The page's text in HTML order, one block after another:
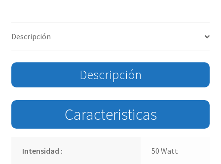
Descripción
Descripción
Caracteristicas
Intensidad : 50 Watt